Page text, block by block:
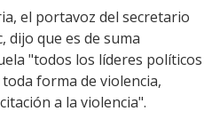
el portavoz del secretario
dijo que es de suma
"todos los líderes políticos
forma de violencia,
a la violencia".